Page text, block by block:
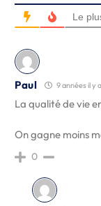
Le
Paul 9 années il y a
La qualité de vie
On gagne moins
0